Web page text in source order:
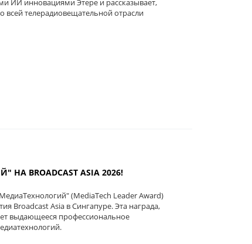
ИИ инновациями Этере и рассказывает,
всей телерадиовещательной отрасли
BROADCAST ASIA 2026!
(MediaTech Leader Award)
Broadcast Asia в Сингапуре. Эта награда,
выдающееся профессиональное